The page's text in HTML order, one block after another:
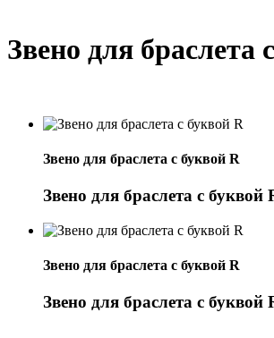
Звено для браслета
Звено для браслета с буквой R
Звено для браслета с буквой
Звено для браслета с буквой R
Звено для браслета с буквой